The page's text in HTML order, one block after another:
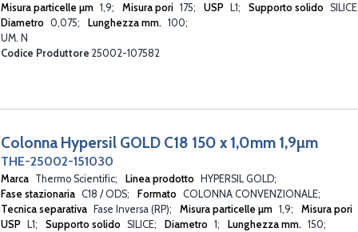
Misura particelle µm 1,9 Misura pori 175 USP L1 Supporto solido SILICE
Diametro 0,075 Lunghezza mm. 100
UM. N
Codice Produttore 25002-107582
Colonna Hypersil GOLD C18 150 x 1,0mm 1,9µm
THE-25002-151030
Marca Thermo Scientific Linea prodotto
HYPERSIL GOLD
Fase stazionaria C18 / ODS Formato COLONNA CONVENZIONALE
Tecnica separativa
Fase Inversa (RP) Misura particelle µm 1,9 Misura pori
USP
L1 Supporto solido SILICE Diametro 1 Lunghezza mm. 150